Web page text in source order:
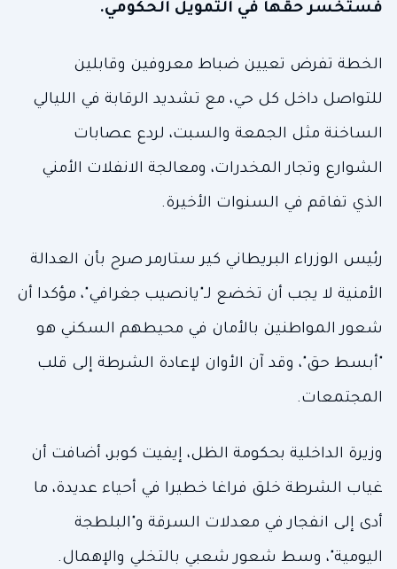
فستخسر حقها في التمويل الحكومي.
الخطة تفرض تعيين ضباط معروفين وقابلين
للتواصل داخل كل حي، مع تشديد الرقابة في الليالي
الساخنة مثل الجمعة والسبت، لردع عصابات
الشوارع وتجار المخدرات، ومعالجة الانفلات الأمني
الذي تفاقم في السنوات الأخيرة.
رئيس الوزراء البريطاني كير ستارمر صرح بأن العدالة
الأمنية لا يجب أن تخضع لـ"يانصيب جغرافي"، مؤكدا أن
شعور المواطنين بالأمان في محيطهم السكني هو
"أبسط حق"، وقد آن الأوان لإعادة الشرطة إلى قلب
المجتمعات.
وزيرة الداخلية بحكومة الظل، إيفيت كوبر، أضافت أن
غياب الشرطة خلق فراغا خطيرا في أحياء عديدة، ما
أدى إلى انفجار في معدلات السرقة و"البلطجة
اليومية"، وسط شعور شعبي بالتخلي والإهمال.